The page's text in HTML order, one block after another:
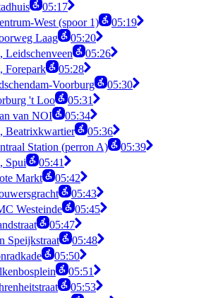
05:17
West (spoor 1)
05:19
Laag
05:20
Leidschenveen
05:26
Forepark
05:28
Voorburg
05:30
't Loo
05:31
van NOI
05:34
Beatrixkwartier
05:36
Station (perron A)
05:39
Spui
05:41
Markt
05:42
05:43
Westeinde
05:45
05:47
Speijkstraat
05:48
05:50
05:51
05:53